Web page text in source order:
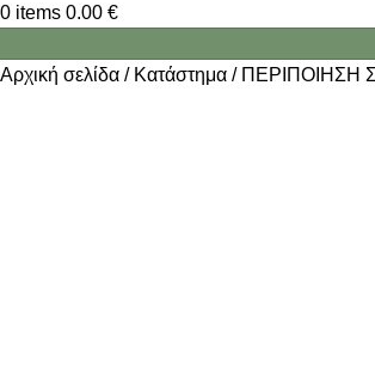
0 items 0.00 €
Αρχική σελίδα Κατάστημα ΠΕΡΙΠΟΙΗΣΗ